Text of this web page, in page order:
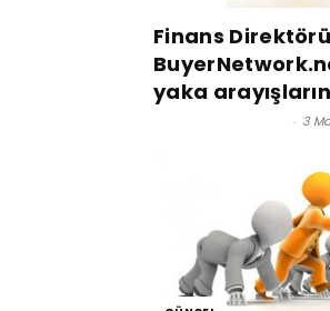
Finans
yaka
- 3